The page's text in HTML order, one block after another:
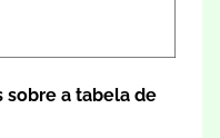
sobre a tabela de